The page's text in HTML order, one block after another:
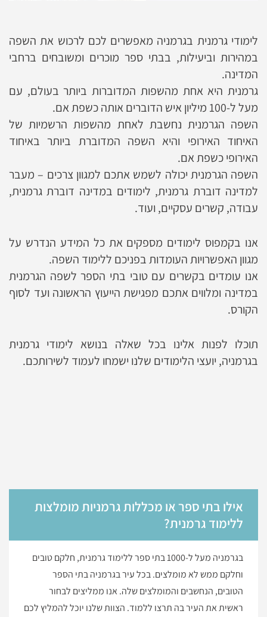
לימודי גרמנית בגרמניה מאפשרים לכם לרכוש את השפה
במהירות וביעילות, בבתי ספר מוכרים ומשובחים ברחבי
המדינה.
גרמנית היא אחת מהשפות המדוברות ביותר בעולם, עם
מעל ל-100 מיליון איש הדוברים אותה כשפת אם.
השפה הגרמנית נחשבת לאחת מהשפות הרשמיות של
האיחוד האירופי והיא השפה המדוברת ביותר באיחוד
האירופי כשפת אם.
השפה הגרמנית יכולה לשמש אתכם למגוון צרכים – מעבר
למדינה דוברת גרמנית, לימודים במדינה דוברת גרמנית,
עבודה, קשרים עסקיים, ועוד.
אנו בקמפוס לימודים מספקים את כל המידע הנדרש על
מגוון האפשרויות העומדות בפניכם ללימוד השפה.
אנו עומדים בקשרים עם טובי בתי הספר לשפה הגרמנית
במדינה ומלווים אתכם מפגישת הייעוץ הראשונה ועד לסוף
הקורס.
תוכלו לפנות אלינו בכל שאלה בנושא לימודי גרמנית
בגרמניה, יועצי הלימודים שלנו ישמחו לעמוד לשירותכם.
אילו בתי ספר או מכללות גרמניות מומלצות
ללימוד גרמנית?
בגרמניה מעל ל-1000 בתי ספר ללימוד גרמנית, חלקם טובים
וחלקם ממש לא מומלצים. בכל עיר בגרמניה בתי הספר
הטובים, הנחשבים והמומלצים שלה. אנו ממליצים לבחור
ראשית את העיר בה תרצו ללמוד. הצוות שלנו יוכל להמליץ לכם